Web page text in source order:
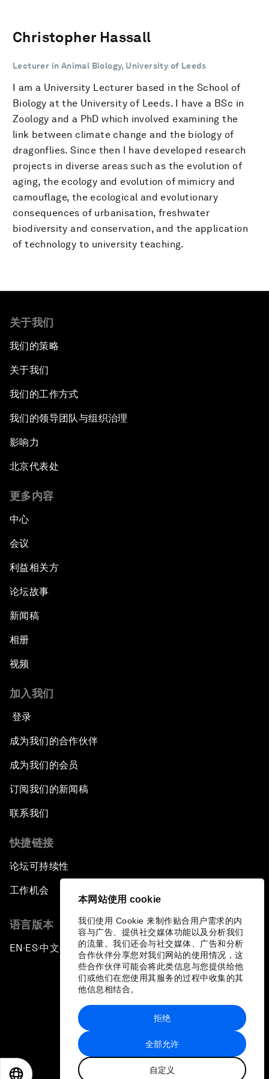
本网站使用 cookie
我们使用 Cookie 来制作贴合用户需求的内
容与广告、提供社交媒体功能以及分析我们
的流量。我们还会与社交媒体、广告和分析
合作伙伴分享您对我们网站的使用情况，这
些合作伙伴可能会将此类信息与您提供给他
们或他们在您使用其服务的过程中收集的其
他信息相结合。
全部允许
自定义
拒绝
Christopher Hassall
Lecturer in Animal Biology, University of Leeds
I am a University Lecturer based in the School of
Biology at the University of Leeds. I have a BSc in
Zoology and a PhD which involved examining the
link between climate change and the biology of
dragonflies. Since then I have developed research
projects in diverse areas such as the evolution of
aging, the ecology and evolution of mimicry and
camouflage, the ecological and evolutionary
consequences of urbanisation, freshwater
biodiversity and conservation, and the application
of technology to university teaching.
关于我们
我们的策略
关于我们
我们的工作方式
我们的领导团队与组织治理
影响力
北京代表处
更多内容
中心
会议
利益相关方
论坛故事
新闻稿
相册
视频
加入我们
登录
成为我们的合作伙伴
成为我们的会员
订阅我们的新闻稿
联系我们
快捷链接
论坛可持续性
工作机会
语言版本
EN ▪ES▪中文▪ 日本語
站点地图
世界经济论坛